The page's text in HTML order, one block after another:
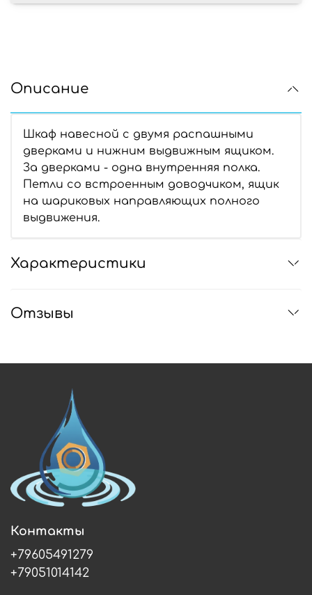
Описание
Шкаф навесной с двумя распашными
дверками и нижним выдвижным ящиком.
За дверками - одна внутренняя полка.
Петли со встроенным доводчиком, ящик
на шариковых направляющих полного
выдвижения.
Характеристики
Отзывы
Контакты
+79605491279
+79051014142